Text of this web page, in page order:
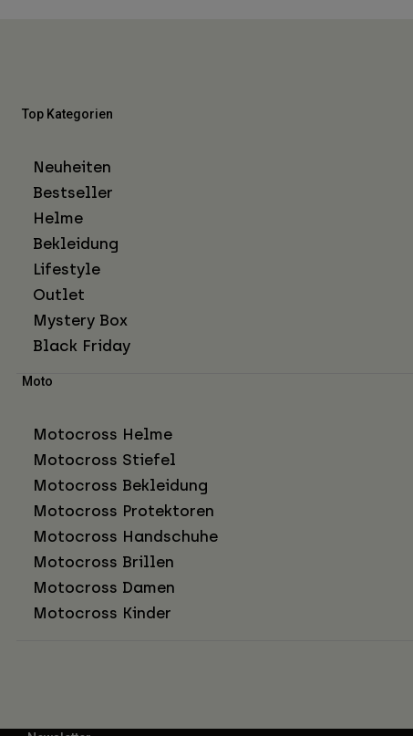
Top Kategorien
Neuheiten
Bestseller
Helme
Bekleidung
Lifestyle
Outlet
Mystery Box
Black Friday
Moto
Motocross Helme
Motocross Stiefel
Motocross Bekleidung
Motocross Protektoren
Motocross Handschuhe
Motocross Brillen
Motocross Damen
Motocross Kinder